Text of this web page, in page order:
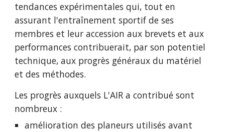
tendances expérimentales qui, tout en
assurant l'entraînement sportif de ses
membres et leur accession aux brevets et aux
performances contribuerait, par son potentiel
technique, aux progrès généraux du matériel
et des méthodes.
Les progrès auxquels L'AIR a contribué sont
nombreux :
amélioration des planeurs utilisés avant